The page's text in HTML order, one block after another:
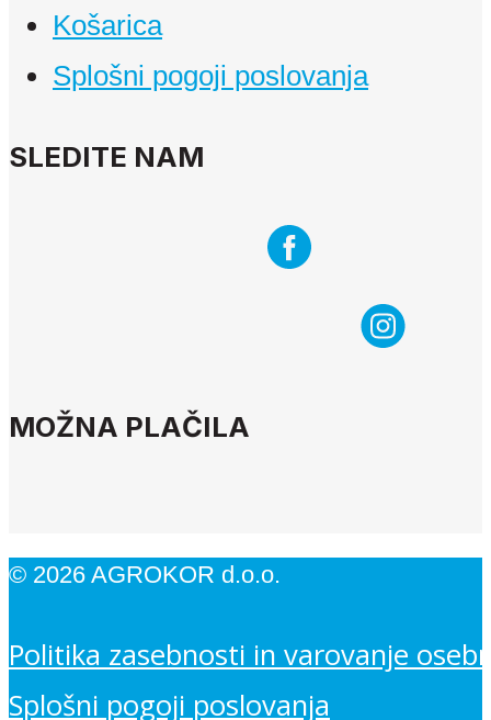
Košarica
Splošni pogoji poslovanja
SLEDITE NAM
MOŽNA PLAČILA
© 2026 AGROKOR d.o.o.
Politika zasebnosti in varovanje
Splošni pogoji poslovanja